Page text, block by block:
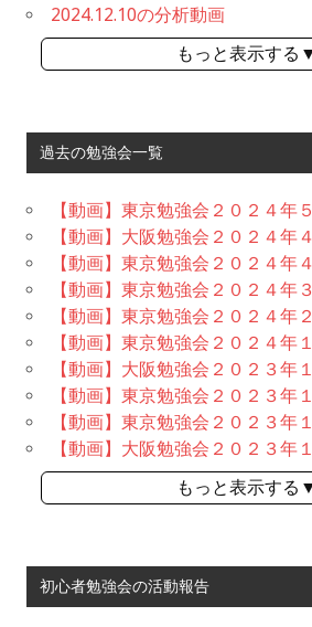
2024.12.10の分析動画
もっと表示する
過去の勉強会一覧
【動画】東京勉強会２０２４年
【動画】大阪勉強会２０２４年
【動画】東京勉強会２０２４年
【動画】東京勉強会２０２４年
【動画】東京勉強会２０２４年
【動画】東京勉強会２０２４年
【動画】大阪勉強会２０２３年
【動画】東京勉強会２０２３年
【動画】東京勉強会２０２３年
【動画】大阪勉強会２０２３年
もっと表示する
初心者勉強会の活動報告